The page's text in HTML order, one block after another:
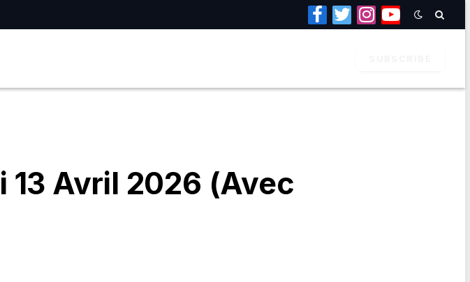
Facebook
TwitterInstagramYouTube
13 Avril 2026 (Avec